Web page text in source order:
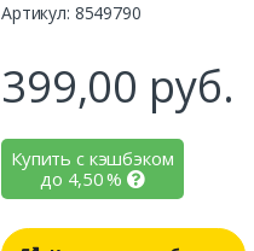
Артикул: 8549790
399,00 руб.
Купить с кэшбэком
до 4,50%